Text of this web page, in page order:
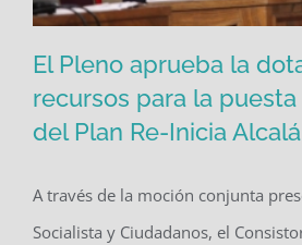
recursos para la
del Plan Re-Inicia
El Pleno aprueba la
recursos para la
del Plan Re-Inicia Alcalá
A través de la moción conjunta
Socialista y Ciudadanos, el